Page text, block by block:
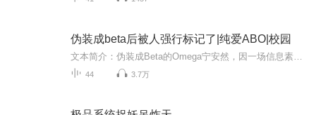
伪装成beta后被人强行标记了|纯爱ABO|校园
44 3.7万